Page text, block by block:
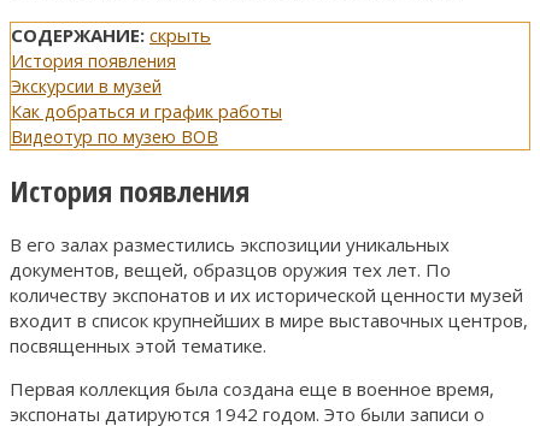
СОДЕРЖАНИЕ: скрыть
История появления
Экскурсии в музей
Как добраться и график работы
Видеотур по музею ВОВ
История появления
В его залах разместились экспозиции уникальных
документов, вещей, образцов оружия тех лет. По
количеству экспонатов и их исторической ценности музей
входит в список крупнейших в мире выставочных центров,
посвященных этой тематике.
Первая коллекция была создана еще в военное время,
экспонаты датируются 1942 годом. Это были записи о